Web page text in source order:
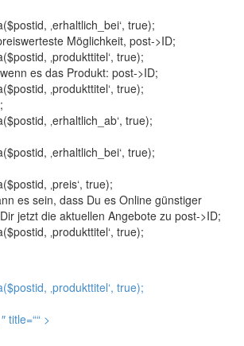
‚erhaltlich_bei‘, true);
Möglichkeit, post->ID;
‚produkttitel‘, true);
es das Produkt: post->ID;
‚produkttitel‘, true);
‚erhaltlich_ab‘, true);
‚erhaltlich_bei‘, true);
‚preis‘, true);
es sein, dass Du es Online günstiger
jetzt die aktuellen Angebote zu post->ID;
‚produkttitel‘, true);
‚produkttitel‘, true);
title=““ >